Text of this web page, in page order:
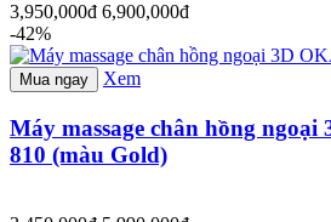
3,950,000đ 6,900,000đ
-42%
Mua ngay Xem
Máy massage chân hồng
810 (màu Gold)